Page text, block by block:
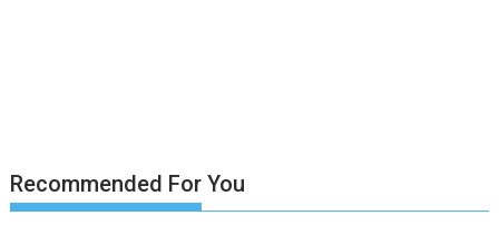
Recommended For You